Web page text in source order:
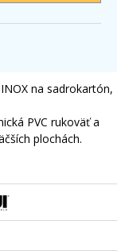
na sadrokartón,
PVC rukoväť a
plochách.